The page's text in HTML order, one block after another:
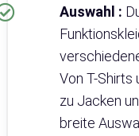
Auswahl :
Von T-Shirts
zu Jacken
breite